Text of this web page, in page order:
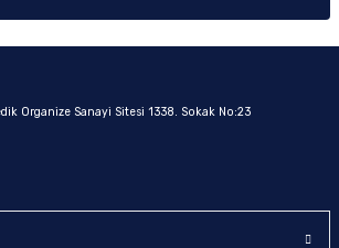
Organize Sanayi Sitesi 1338. Sokak No:23